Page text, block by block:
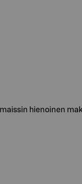
hienoinen